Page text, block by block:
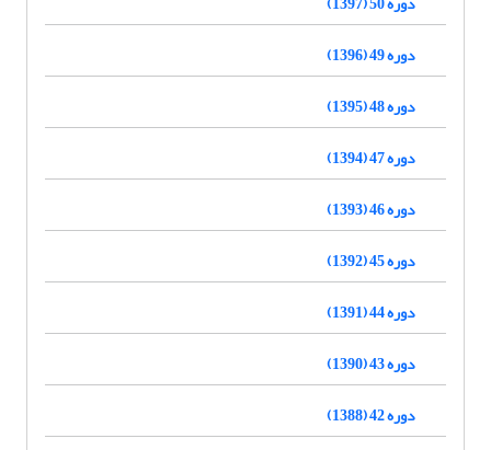
دوره 49 (1396)
دوره 48 (1395)
دوره 47 (1394)
دوره 46 (1393)
دوره 45 (1392)
دوره 44 (1391)
دوره 43 (1390)
دوره 42 (1388)